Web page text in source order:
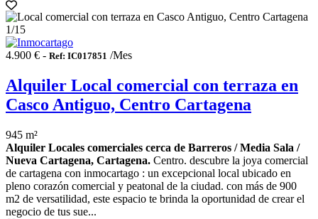
1/15
4.900 € - Ref: IC017851 /Mes
Alquiler Local comercial con terraza en
Casco Antiguo, Centro Cartagena
945 m²
Alquiler Locales comerciales cerca de Barreros / Media Sala /
Nueva Cartagena, Cartagena. Centro. descubre la joya comercial
de cartagena con inmocartago : un excepcional local ubicado en
pleno corazón comercial y peatonal de la ciudad. con más de 900
m2 de versatilidad, este espacio te brinda la oportunidad de crear el
negocio de tus sue...